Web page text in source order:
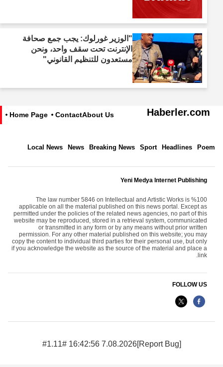
"الوزير غورلوك: يجب جمع صحافة
الإنترنت تحت سقف واحد، ونحن
مستعدون للتنظيم القانوني"
Haberler.com
About Us
Contact
Home Page
Poem
Headlines
Sport
Breaking News
News
Local News
Yeni Medya Internet Publishing
The law number 5846 on Intellectual and Artistic Works is %100
applicable on all the material published on this news portal. Except as
permitted under the policies of the related news agencies, no part of this
website may be reproduced, stored in a retrieval system, communicated
or transmitted in any form or by any means without prior written
permission. For any other material published on this website; you may
copy the content to individual third parties for their personal use, but only
if you acknowledge the website as the source of the material and place a
link.
FOLLOW US
7.08.2026 16:42:56 #1.11#